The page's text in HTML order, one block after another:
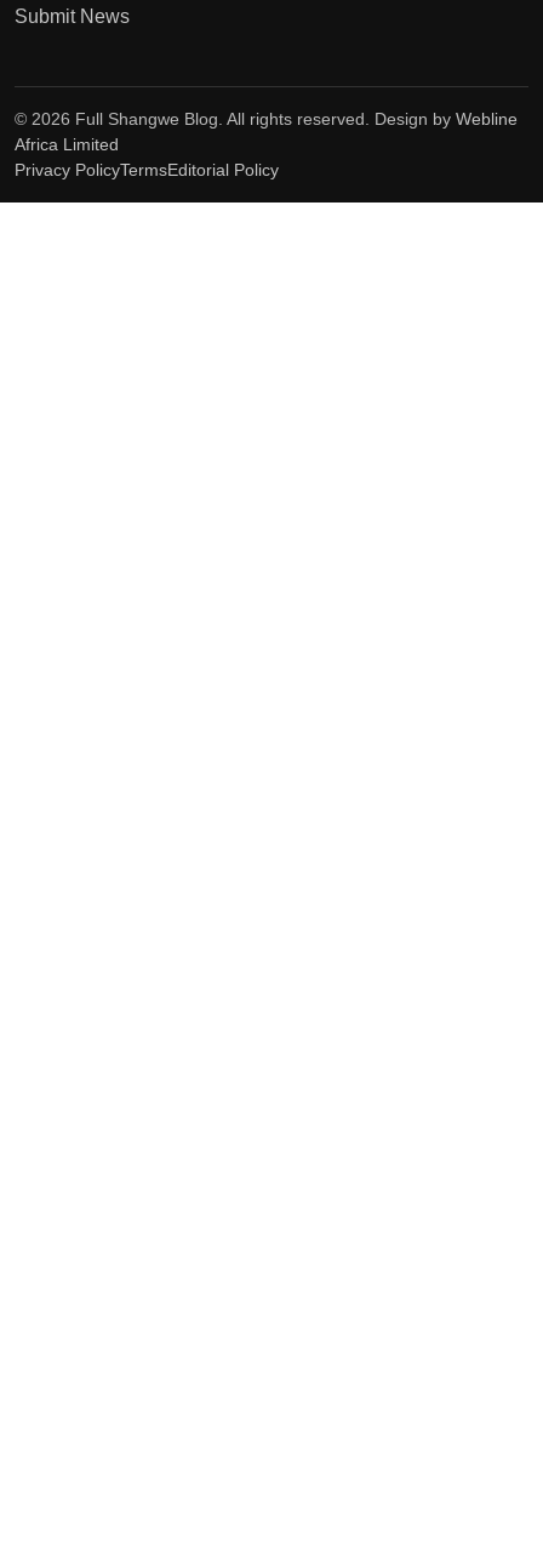
Submit News
© 2026 Full Shangwe Blog. All rights reserved. Design by Webline
Africa Limited
Privacy PolicyTermsEditorial Policy